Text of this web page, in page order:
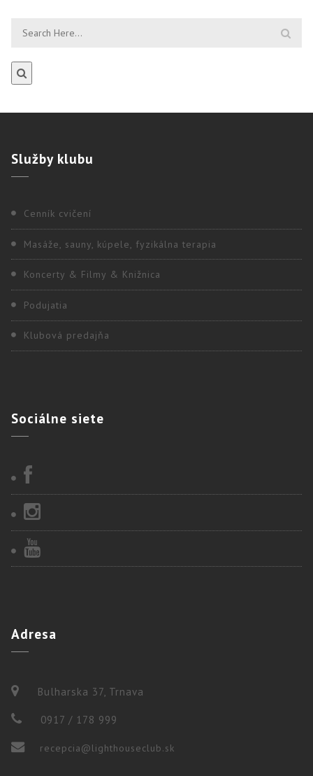
Službyklubu
Cenník cvičení
Masáže, sauny, kúpele, fyzikálna terapia
Koncerty & Filmy & Knižnica
Podujatia
Klubová predajňa
Sociálne siete
Adresa
Bulharska 37, Trnava
0917 / 178 999
recepcia@lighthouseclub.sk